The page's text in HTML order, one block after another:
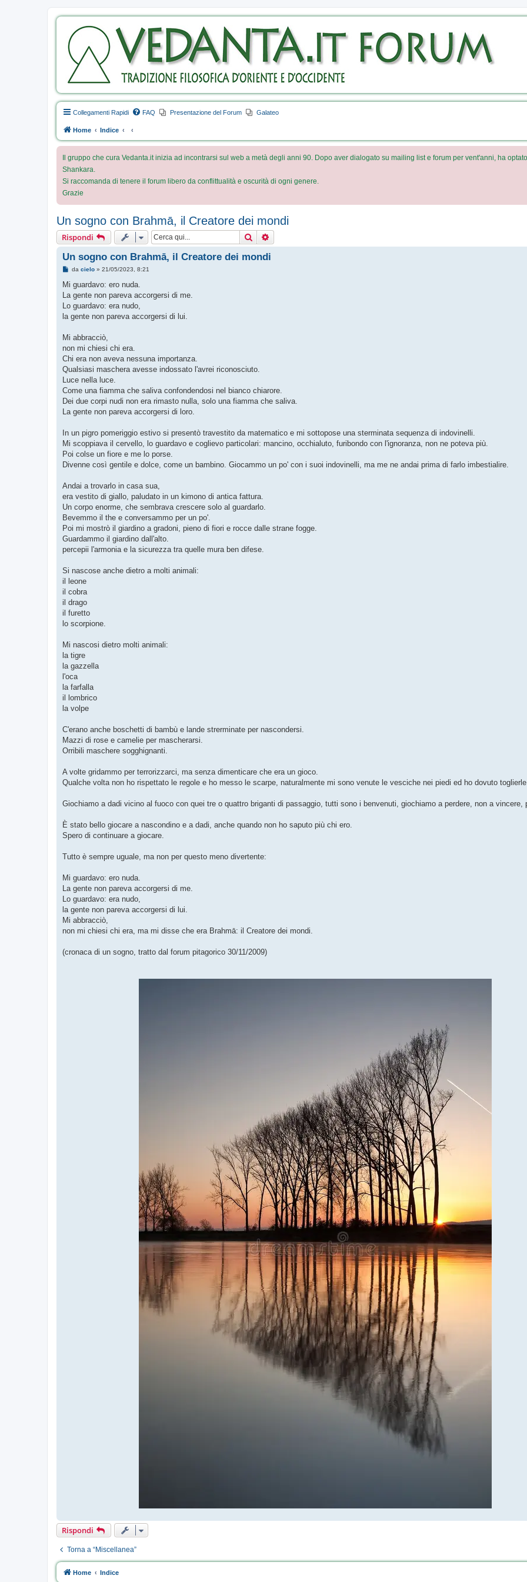
Collegamenti Rapidi FAQ Presentazione del Forum Galateo
Home Indice
Il gruppo che cura Vedanta.it inizia ad incontrarsi sul web a metà degli anni 90. Dopo aver dialogato su mailing list e forum per vent'anni, ha
Shankara.
Si raccomanda di tenere il forum libero da conflittualità e oscurità di ogni genere.
Grazie
Un sogno con Brahmā, il Creatore dei mondi
Rispondi Cerca
Un sogno con Brahmā, il Creatore dei mondi
M
s
a
g
da cielo» 21/05/2023, 8:21
Mi guardavo: ero nuda.
La gente non pareva accorgersi di me.
Lo guardavo: era nudo,
la gente non pareva accorgersi di lui.
Mi abbracciò,
non mi chiesi chi era.
Chi era non aveva nessuna importanza.
Qualsiasi maschera avesse indossato l'avrei riconosciuto.
Luce nella luce.
Come una fiamma che saliva confondendosi nel bianco chiarore.
Dei due corpi nudi non era rimasto nulla, solo una fiamma che saliva.
La gente non pareva accorgersi di loro.
In un pigro pomeriggio estivo si presentò travestito da matematico e mi sottopose una sterminata sequenza di indovinelli.
Mi scoppiava il cervello, lo guardavo e coglievo particolari: mancino, occhialuto, furibondo con l'ignoranza, non ne poteva più.
Poi colse un fiore e me lo porse.
Divenne così gentile e dolce, come un bambino. Giocammo un po' con i suoi indovinelli, ma me ne andai prima di farlo imbestialire.
Andai a trovarlo in casa sua,
era vestito di giallo, paludato in un kimono di antica fattura.
Un corpo enorme, che sembrava crescere solo al guardarlo.
Bevemmo il the e conversammo per un po'.
Poi mi mostrò il giardino a gradoni, pieno di fiori e rocce dalle strane fogge.
Guardammo il giardino dall'alto.
percepii l'armonia e la sicurezza tra quelle mura ben difese.
Si nascose anche dietro a molti animali:
il leone
il cobra
il drago
il furetto
lo scorpione.
Mi nascosi dietro molti animali:
la tigre
la gazzella
l'oca
la farfalla
il lombrico
la volpe
C'erano anche boschetti di bambù e lande strerminate per nascondersi.
Mazzi di rose e camelie per mascherarsi.
Orribili maschere sogghignanti.
A volte gridammo per terrorizzarci, ma senza dimenticare che era un gioco.
Qualche volta non ho rispettato le regole e ho messo le scarpe, naturalmente mi sono venute le vesciche nei piedi ed ho dovuto
Giochiamo a dadi vicino al fuoco con quei tre o quattro briganti di passaggio, tutti sono i benvenuti, giochiamo a perdere, non a vincere,
È stato bello giocare a nascondino e a dadi, anche quando non ho saputo più chi ero.
Spero di continuare a giocare.
Tutto è sempre uguale, ma non per questo meno divertente:
Mi guardavo: ero nuda.
La gente non pareva accorgersi di me.
Lo guardavo: era nudo,
la gente non pareva accorgersi di lui.
Mi abbracciò,
non mi chiesi chi era, ma mi disse che era Brahmā: il Creatore dei mondi.
(cronaca di un sogno, tratto dal forum pitagorico 30/11/2009)
Rispondi
Torna a “Miscellanea”
Home Indice